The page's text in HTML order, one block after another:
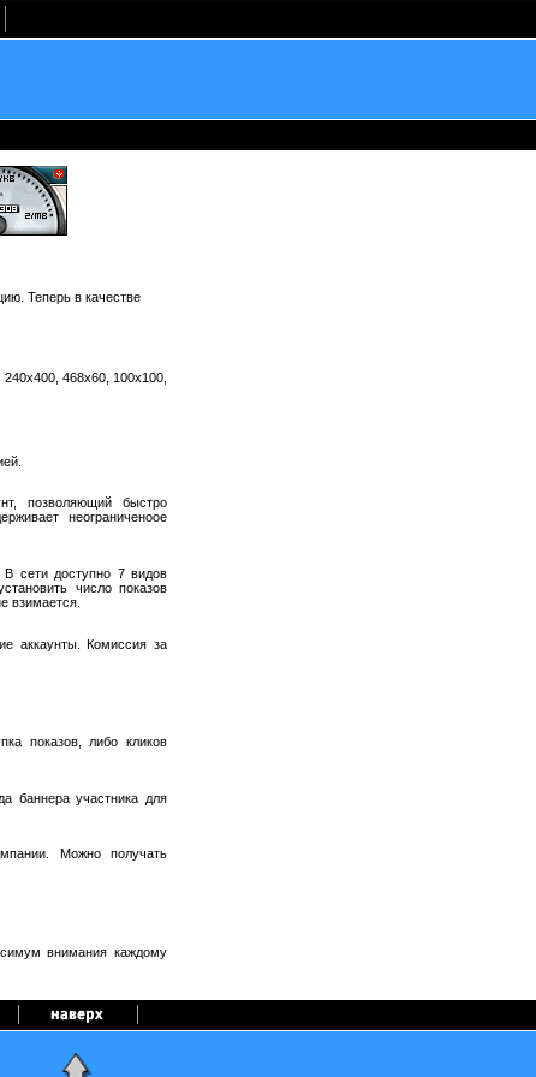
Теперь в качестве
468x60, 100x100,
позволяющий быстро
неограниченоое
сети доступно 7 видов
число показов
взимается.
аккаунты. Комиссия за
показов, либо кликов
баннера участника для
Можно получать
внимания каждому